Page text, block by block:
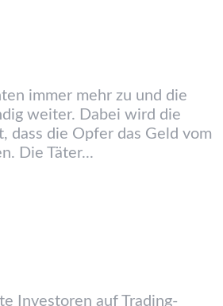
immer mehr zu und die
weiter. Dabei wird die
dass die Opfer das Geld vom
Die Täter...
Investoren auf Trading-